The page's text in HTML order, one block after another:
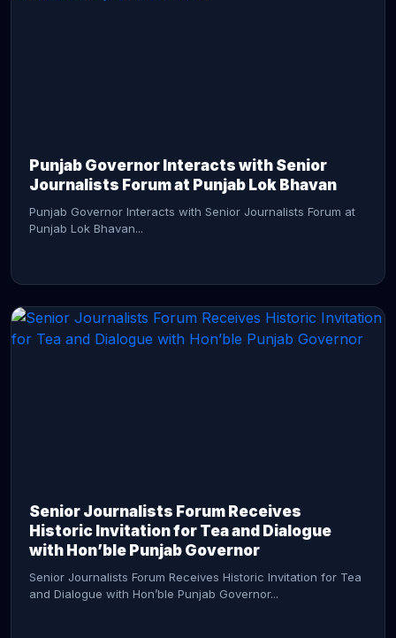
Punjab Governor Interacts with Senior
Journalists Forum at Punjab Lok Bhavan
Punjab Governor Interacts with Senior Journalists Forum at
Punjab Lok Bhavan...
Senior Journalists Forum Receives
Historic Invitation for Tea and Dialogue
with Hon’ble Punjab Governor
Senior Journalists Forum Receives Historic Invitation for Tea
and Dialogue with Hon’ble Punjab Governor...